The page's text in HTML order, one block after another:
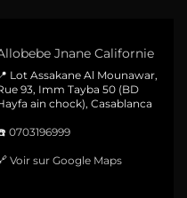
Jnane Californie
Lot Assakane Al Mounawar,
93, Imm Tayba 50 (BD
ain chock), Casablanca
0703196999
Voir sur Google Maps